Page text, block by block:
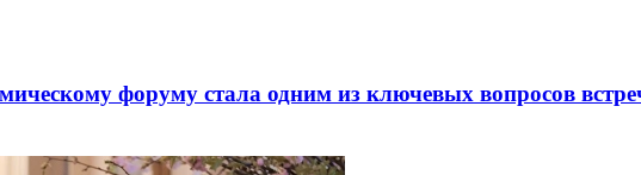
форуму стала одним из ключевых вопросов